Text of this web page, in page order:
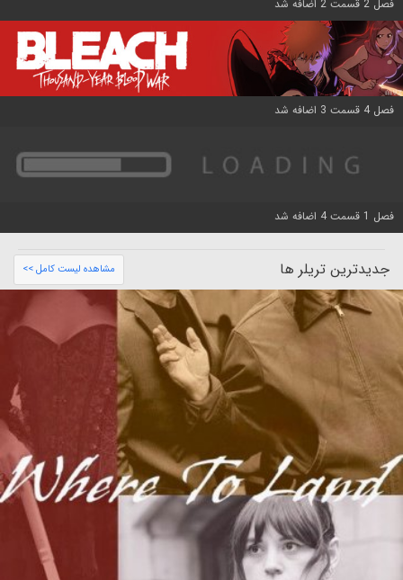
فصل 2 قسمت 2 اضافه شد
فصل 4 قسمت 3 اضافه شد
فصل 1 قسمت 4 اضافه شد
جدیدترین تریلر ها مشاهده لیست کامل >>